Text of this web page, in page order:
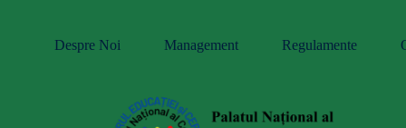
Despre Noi Management Regulamente